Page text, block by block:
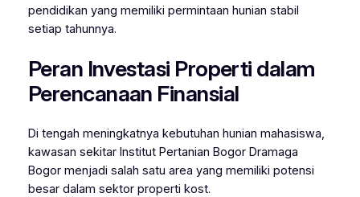
pendidikan yang memiliki permintaan hunian stabil
setiap tahunnya.
Peran Investasi Properti dalam
Perencanaan Finansial
Di tengah meningkatnya kebutuhan hunian mahasiswa,
kawasan sekitar Institut Pertanian BogorDramaga
Bogor menjadi salah satu area yang memiliki potensi
besar dalam sektor properti kost.